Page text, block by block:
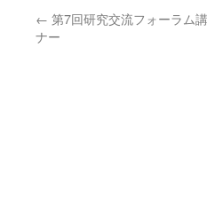
← 第7回研究交流フォーラム
ナー